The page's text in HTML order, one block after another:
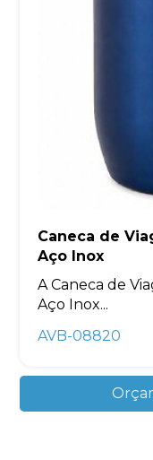
Caneca de
Aço Inox
A Caneca de
Aço Inox...
AVB-08820